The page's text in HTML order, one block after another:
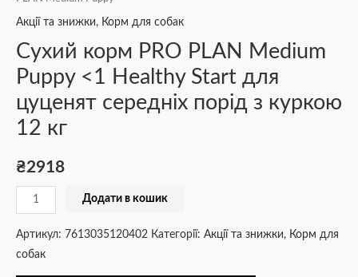
Акції та знижки, Корм для собак
Сухий корм PRO PLAN Medium
Puppy <1 Healthy Start для
цуценят середніх порід з куркою
12 кг
₴2918
Додати в кошик
Артикул: 7613035120402 Категорії: Акції та знижки, Корм для
собак